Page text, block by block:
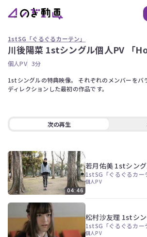
ぎ
動
画
有
料
会
は、
1stSG「ぐるぐるカーテン」
川後陽菜 1stシングル個人PV 「
個人PV 3分
1stシングルの特典映像。 それぞれのメンバーをバ
ディレクションした最初の作品です。
次の再生
04:46
若月佑美 1stシン
1stSG「ぐるぐるカー
個人PV
松村沙友理 1stシ
1stSG「ぐるぐるカー
個人PV